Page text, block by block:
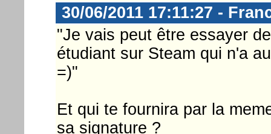
30/06/2011 17:11:27 -
"Je vais peut être essayer
étudiant sur Steam qui n'a
=)"
Et qui te fournira par la
sa signature ?